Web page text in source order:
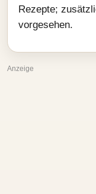
Rezepte;
vorgesehen.
Anzeige